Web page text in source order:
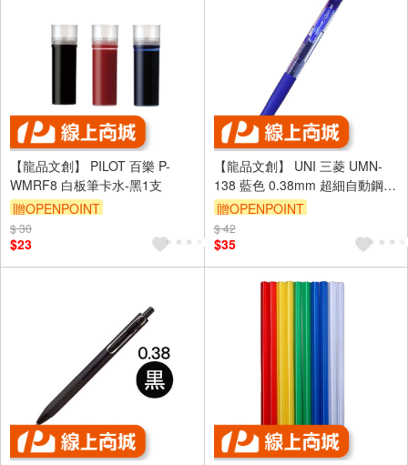
【龍品文創】 PILOT 百樂 P-
WMRF8 白板筆卡水-黑1支
贈OPENPOINT
$ 30
$23
【龍品文創】 UNI 三菱 UMN-
138 藍色 0.38mm 超細自動鋼珠
筆
贈OPENPOINT
$ 42
$35